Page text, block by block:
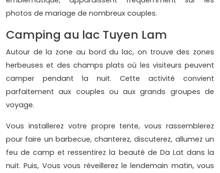
photos de mariage de nombreux couples.
Camping au lac Tuyen Lam
Autour de la zone au bord du lac, on trouve des zones
herbeuses et des champs plats où les visiteurs peuvent
camper pendant la nuit. Cette activité convient
parfaitement aux couples ou aux grands groupes de
voyage.
Vous installerez votre propre tente, vous rassemblerez
pour faire un barbecue, chanterez, discuterez, allumez un
feu de camp et ressentirez la beauté de Da Lat dans la
nuit. Puis, Vous vous réveillerez le lendemain matin, vous